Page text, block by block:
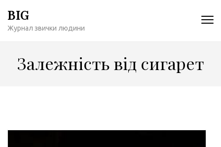
содержимому
BIG
Журнал звички людини
Залежність від сигарет